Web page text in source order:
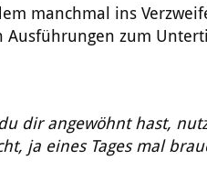
manchmal ins
Ausführungen zum
dir angewöhnt hast,
ja eines Tages mal